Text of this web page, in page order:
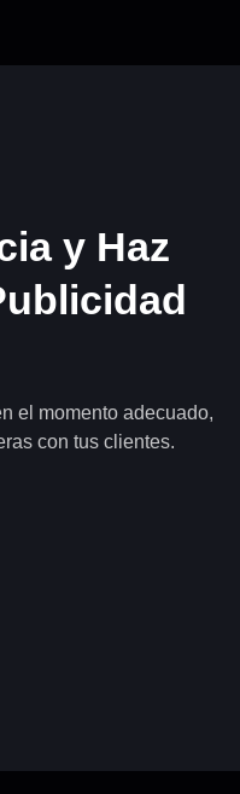
y Haz
el momento adecuado,
con tus clientes.